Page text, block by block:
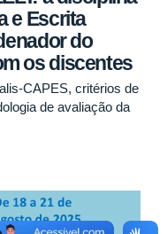
e Escrita
do
os discentes
CAPES, critérios de
de avaliação da